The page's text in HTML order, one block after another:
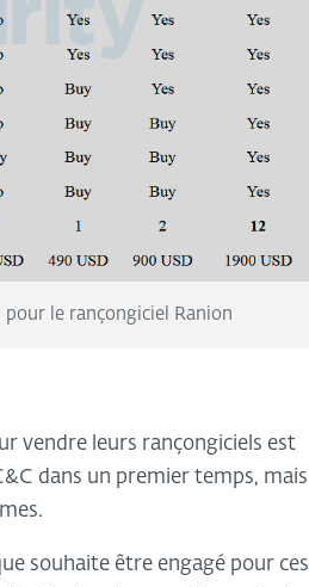
pour le rançongiciel Ranion
vendre leurs rançongiciels est
dans un premier temps, mais
souhaite être engagé pour ces